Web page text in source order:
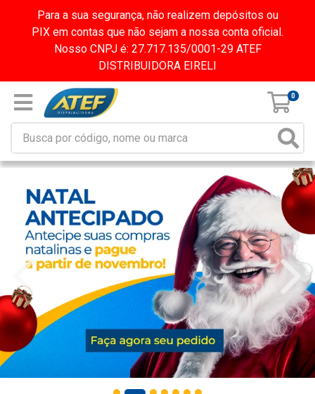
Para a sua segurança, não realizem depósitos ou
PIX em contas que não sejam a nossa conta oficial.
Nosso CNPJ é: 27.717.135/0001-29 ATEF
DISTRIBUIDORA EIRELI
0